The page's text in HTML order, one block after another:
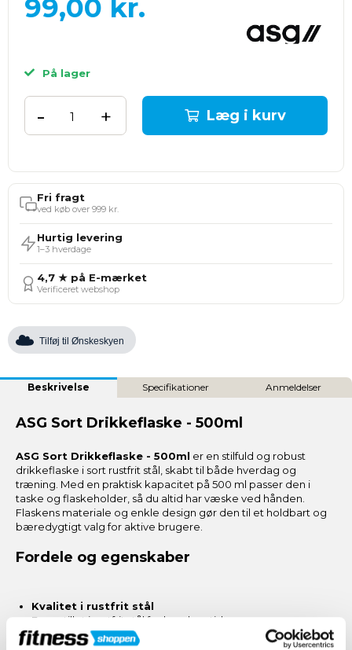
99,00 kr.
På lager
+
- Læg i kurv
Fri fragt
ved køb over 999 kr.
Hurtig levering
1–3 hverdage
4,7 ★ på E-mærket
Verificeret webshop
Tilføj til Ønskeskyen
Beskrivelse Specifikationer Anmeldelser
ASG Sort Drikkeflaske - 500ml
ASG Sort Drikkeflaske - 500ml er en stilfuld og robust
drikkeflaske i sort rustfrit stål, skabt til både hverdag og
træning. Med en praktisk kapacitet på 500 ml passer den i
taske og flaskeholder, så du altid har væske ved hånden.
Flaskens materiale og enkle design gør den til et holdbart og
bæredygtigt valg for aktive brugere.
Fordele og egenskaber
Kvalitet i rustfrit stål
Fremstillet i rustfrit stål for lang levetid og
modstandsdygtighed over for daglig slitage.